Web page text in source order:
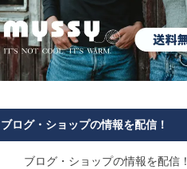
ブログ・ショップの情報を配信！
ブログ・ショップの情報を配信！